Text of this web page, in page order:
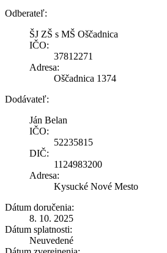
Odberateľ:
ŠJ ZŠ s MŠ Oščadnica
IČO:
37812271
Adresa:
Oščadnica 1374
Dodávateľ:
Ján Belan
IČO:
52235815
DIČ:
1124983200
Adresa:
Kysucké Nové Mesto
Dátum doručenia:
8. 10. 2025
Dátum splatnosti:
Neuvedené